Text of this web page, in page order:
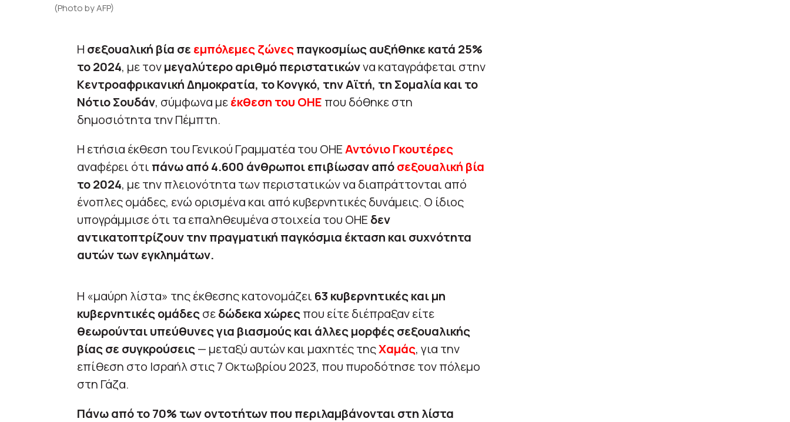
(Photo by AFP)
Η σεξουαλική βία σεεμπόλεμες ζώνεςπαγκοσμίως αυξήθηκε κατά 25%
το 2024, με τονμεγαλύτερο αριθμό περιστατικώννα καταγράφεται στην
Κεντροαφρικανική Δημοκρατία, το Κονγκό, την Αϊτή, τη Σομαλία και το
Νότιο Σουδάν, σύμφωνα μεέκθεση του ΟΗΕ που δόθηκε στη
δημοσιότητα την Πέμπτη.
Η ετήσια έκθεση του Γενικού Γραμματέα του ΟΗΕΑντόνιο Γκουτέρες
αναφέρει ότι πάνω από 4.600 άνθρωποι επιβίωσαν απόσεξουαλική βία
το 2024, με την πλειονότητα των περιστατικών να διαπράττονται από
ένοπλες ομάδες, ενώ ορισμένα και από κυβερνητικές δυνάμεις. Ο ίδιος
υπογράμμισε ότι τα επαληθευμένα στοιχεία του ΟΗΕ δεν
αντικατοπτρίζουν την πραγματική παγκόσμια έκταση και συχνότητα
αυτών των εγκλημάτων.
Η «μαύρη λίστα» της έκθεσης κατονομάζει 63 κυβερνητικές και μη
κυβερνητικές ομάδεςσεδώδεκα χώρεςπου είτε διέπραξαν είτε
θεωρούνται υπεύθυνες για βιασμούς και άλλες μορφές σεξουαλικής
βίας σε συγκρούσεις— μεταξύ αυτών και μαχητές τηςΧαμάς, για την
επίθεση στο Ισραήλ στις 7 Οκτωβρίου 2023, που πυροδότησε τον πόλεμο
στη Γάζα.
Πάνω από το 70% των οντοτήτων που περιλαμβάνονται στη λίστα